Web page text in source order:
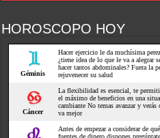
HOROSCOPO HOY